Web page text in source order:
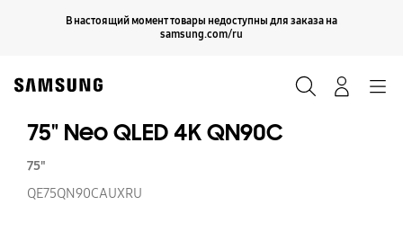
В настоящий момент товары недоступны для заказа на
samsung.com/ru
Продолжить
75" Neo QLED 4K QN90C
75"
QE75QN90CAUXRU